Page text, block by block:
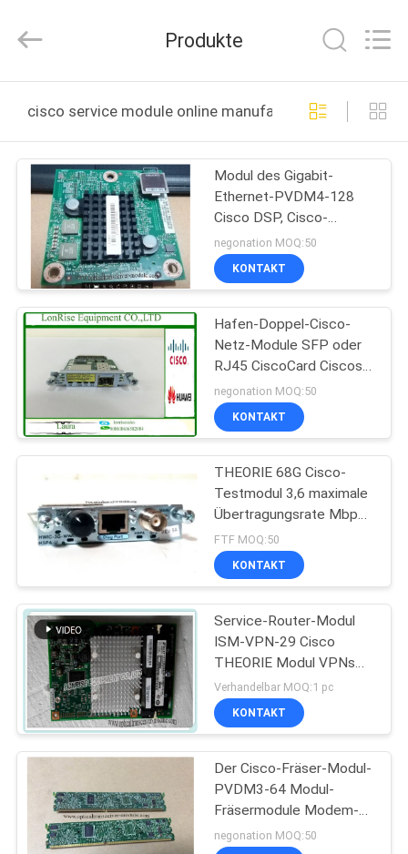
PRODUKTE
VIDEOS
ÜBER
UNS
WERKSBESICHTIGUNG
QUALITÄTSKONTROLLE
KONTAKT
MIT
NEUIGKEITEN
RECHTSSACHEN
SITEMAP
DATENSCHUTZRICHTLINIE
Ltd..
Produkte
cisco service module online manufacture
Modul des Gigabit-
Ethernet-PVDM4-128
Cisco DSP, Cisco-
Testmodul
negonation MOQ:50
KONTAKT
Hafen-Doppel-Cisco-
Netz-Module SFP oder
RJ45 CiscoCard Ciscos
HWIC-1GE-SFP-CU 1
negonation MOQ:50
KONTAKT
THEORIE 68G Cisco-
Testmodul 3,6 maximale
Übertragungsrate Mbps
HWIC-3G-HSPA-G
FTF MOQ:50
KONTAKT
Service-Router-Modul
ISM-VPN-29 Cisco
THEORIE Modul VPNs
internes für Cisco ISR G2
Verhandelbar MOQ:1 pc
KONTAKT
Der Cisco-Fräser-Modul-
PVDM3-64 Modul-
Fräsermodule Modem-
der Stimmendsp
negonation MOQ:50